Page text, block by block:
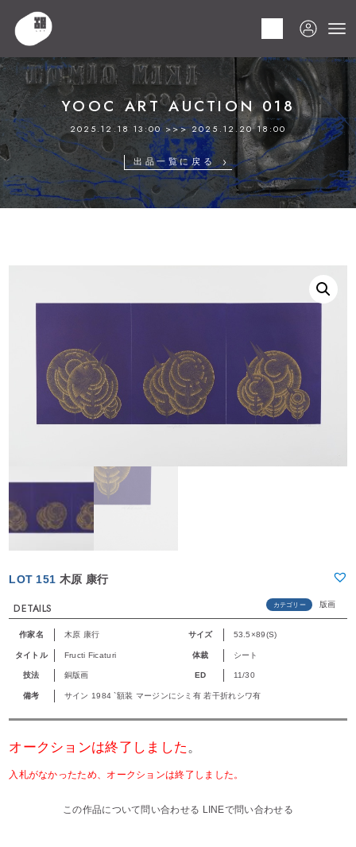
HOME
YOOC ART AUCTION 018
2025.12.18 13:00 >>> 2025.12.20 18:00
出品一覧に戻る
LOT 151 木原 康行
DETAILS カテゴリー 版画
作家名 木原 康行 サイズ 53.5×89(S)
タイトル Fructi Ficaturi 体裁 シート
技法 銅版画 ED 11/30
備考 サイン 1984 `額装 マージンにシミ有 若干折れシワ有
オークションは終了しました 。
入札がなかったため、オークションは終了しました。
この作品について問い合わせる LINEで問い合わせる